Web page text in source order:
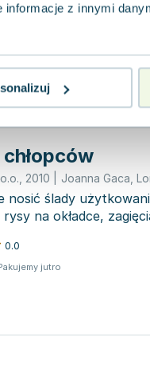
z innymi
sił w rolnictwie.
jutro
2010 Joanna Gaca
nosić ślady
rysy na okładce,
0.0
jutro